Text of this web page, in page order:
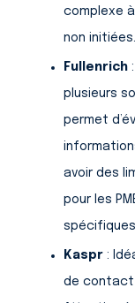
complexe
non initiées.
Fullenrich
plusieurs
permet
avoir des
pour les
Kaspr :
de contact